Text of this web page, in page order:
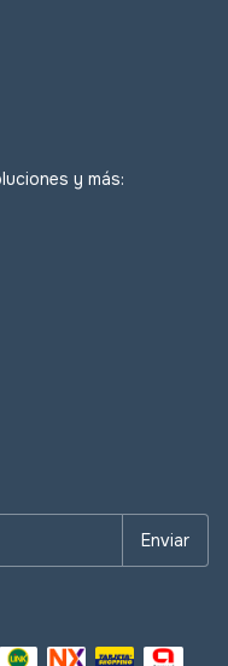
y más: